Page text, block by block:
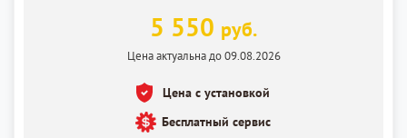
5 550 руб.
Цена актуальна до 09.08.2026
Цена с установкой
Бесплатный сервис